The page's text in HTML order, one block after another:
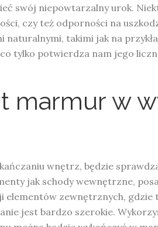
swój niepowtarzalny urok.
czy też odporności na
takimi jak na
tylko potwierdza nam jego
marmur w
wnętrz, będzie
jak schody wewnętrzne,
zewnętrznych, gdzie
jest bardzo szerokie.